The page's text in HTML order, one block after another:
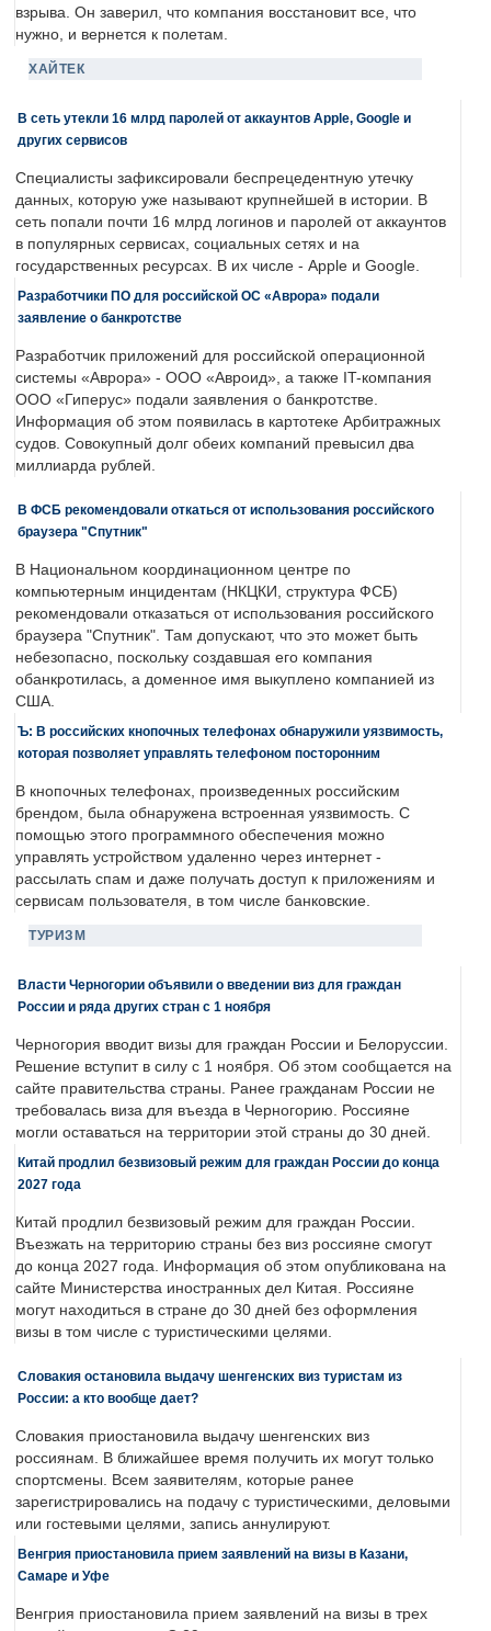
взрыва. Он заверил, что компания восстановит все, что
нужно, и вернется к полетам.
ХАЙТЕК
В сеть утекли 16 млрд паролей от аккаунтов Apple, Google и
других сервисов
Специалисты зафиксировали беспрецедентную утечку
данных, которую уже называют крупнейшей в истории. В
сеть попали почти 16 млрд логинов и паролей от аккаунтов
в популярных сервисах, социальных сетях и на
государственных ресурсах. В их числе - Apple и Google.
Разработчики ПО для российской ОС «Аврора» подали
заявление о банкротстве
Разработчик приложений для российской операционной
системы «Аврора» - ООО «Авроид», а также IT-компания
ООО «Гиперус» подали заявления о банкротстве.
Информация об этом появилась в картотеке Арбитражных
судов. Совокупный долг обеих компаний превысил два
миллиарда рублей.
В ФСБ рекомендовали откаться от использования российского
браузера "Спутник"
В Национальном координационном центре по
компьютерным инцидентам (НКЦКИ, структура ФСБ)
рекомендовали отказаться от использования российского
браузера "Спутник". Там допускают, что это может быть
небезопасно, поскольку создавшая его компания
обанкротилась, а доменное имя выкуплено компанией из
США.
Ъ: В российских кнопочных телефонах обнаружили уязвимость,
которая позволяет управлять телефоном посторонним
В кнопочных телефонах, произведенных российским
брендом, была обнаружена встроенная уязвимость. С
помощью этого программного обеспечения можно
управлять устройством удаленно через интернет -
рассылать спам и даже получать доступ к приложениям и
сервисам пользователя, в том числе банковские.
ТУРИЗМ
Власти Черногории объявили о введении виз для граждан
России и ряда других стран с 1 ноября
Черногория вводит визы для граждан России и Белоруссии.
Решение вступит в силу с 1 ноября. Об этом сообщается на
сайте правительства страны. Ранее гражданам России не
требовалась виза для въезда в Черногорию. Россияне
могли оставаться на территории этой страны до 30 дней.
Китай продлил безвизовый режим для граждан России до конца
2027 года
Китай продлил безвизовый режим для граждан России.
Въезжать на территорию страны без виз россияне смогут
до конца 2027 года. Информация об этом опубликована на
сайте Министерства иностранных дел Китая. Россияне
могут находиться в стране до 30 дней без оформления
визы в том числе с туристическими целями.
Словакия остановила выдачу шенгенских виз туристам из
России: а кто вообще дает?
Словакия приостановила выдачу шенгенских виз
россиянам. В ближайшее время получить их могут только
спортсмены. Всем заявителям, которые ранее
зарегистрировались на подачу с туристическими, деловыми
или гостевыми целями, запись аннулируют.
Венгрия приостановила прием заявлений на визы в Казани,
Самаре и Уфе
Венгрия приостановила прием заявлений на визы в трех